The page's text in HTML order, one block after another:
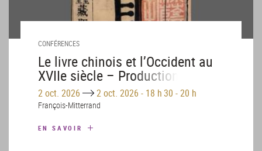
CONFÉRENCES
Le livre chinois et l’Occident au
XVIIe siècle – Production des
livres chinois et leurs genres
2 oct. 2026 Until2 oct. 2026 - 18 h 30 - 20 h
François-Mitterrand
EN SAVOIR